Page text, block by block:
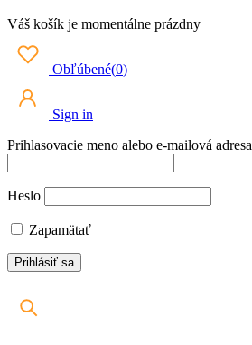
Váš košík je momentálne prázdny
Obľúbené(0)
Sign in
Prihlasovacie meno alebo e-mailová adresa
Heslo
Zapamätať